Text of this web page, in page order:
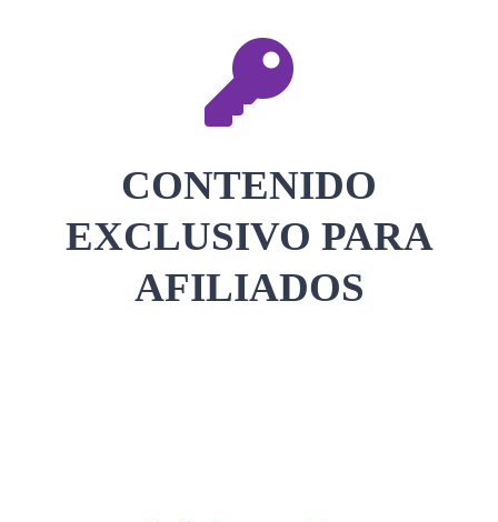
CONTENIDO
EXCLUSIVO PARA
AFILIADOS